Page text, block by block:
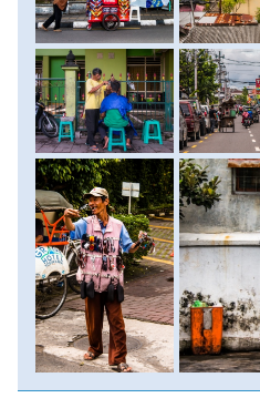
fel.
Melyek Jáva és Bali
-Borobodur: a világ
templomegyüttese (UNESCO
-Prambanan: Indonézia
(UNESCO Világörökség);
-Yogyakarta: Jáva művészeti
-Bromo-Tengger-Semeru
számú természeti látnivalója;
-Ijen-vulkán: a vulkanizmus
- misztikushindu templomok:
Kawi, Tirta Empul, Ulun Danu
- a festői bali rizsföldek
öntözőrendszer(UNESCO